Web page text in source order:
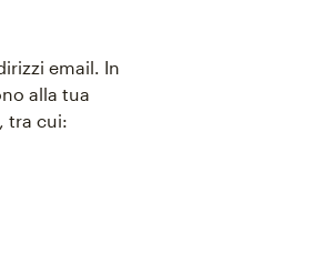
email. In
alla tua
tra cui: